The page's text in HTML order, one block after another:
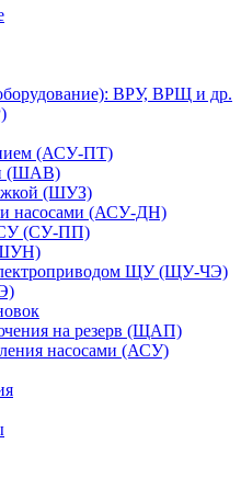
ВРУ, ВРЩ и др.
(АСУ-ПТ)
(ШАВ)
(ШУЗ)
насосами (АСУ-ДН)
СУ (СУ-ПП)
ЩУ (ЩУ-ЧЭ)
на резерв (ЩАП)
насосами (АСУ)